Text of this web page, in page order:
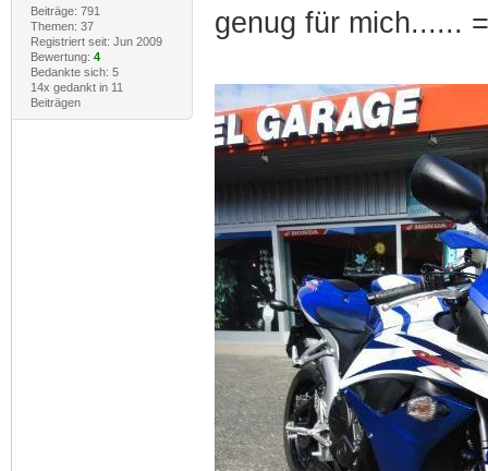
Beiträge: 791
Themen: 37
Registriert seit: Jun 2009
Bewertung: 4
Bedankte sich: 5
14x gedankt in 11
Beiträgen
genug für mich......